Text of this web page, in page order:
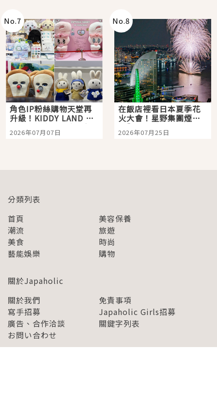
No.7
角色IP粉絲購物天堂再
升級！KIDDY LAND 原
宿店吉伊卡哇迎客，新
開幕 OMOKADO 店3分
2026年07月07日
No.8
在飯店裡看日本夏季花
火大會！星野集團煙火
景觀飯店6選，讓你不用
人擠人悠閒欣賞
2026年07月25日
分類列表
首頁
美容保養
潮流
旅遊
美食
時尚
藝能娛樂
購物
關於Japaholic
關於我們
免責事項
寫手招募
Japaholic Girls招募
廣告、合作洽談
關鍵字列表
お問い合わせ